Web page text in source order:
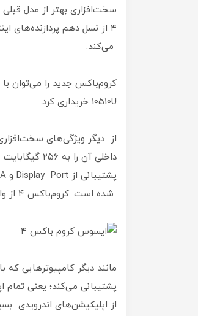
۴ از نسل دهم پردازنده‌های
می‌کند.
10510U خریداری کرد.
شده است. کروم‌باکس ۴ از وای-فای ۶ دوبانده هم پشتیبانی می‌کند.
پشتیبانی می‌کند؛ یعنی تمام
از اپلیکیشن‌های اندرویدی